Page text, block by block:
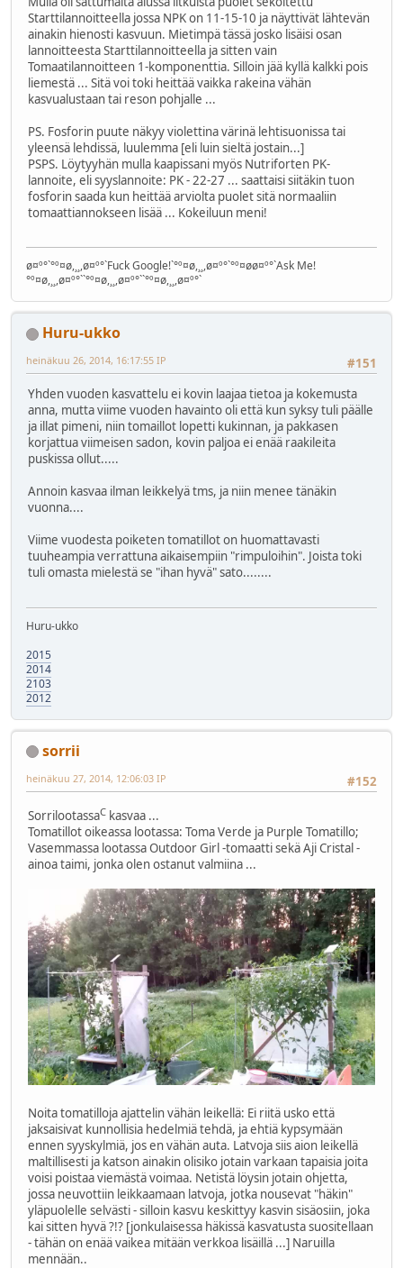
Starttilannoitteella jossa NPK on 11-15-10 ja näyttivät lähtevän
ainakin hienosti kasvuun. Mietimpä tässä josko lisäisi osan
lannoitteesta Starttilannoitteella ja sitten vain
Tomaatilannoitteen 1-komponenttia. Silloin jää kyllä kalkki pois
liemestä ... Sitä voi toki heittää vaikka rakeina vähän
kasvualustaan tai reson pohjalle ...
PS. Fosforin puute näkyy violettina värinä lehtisuonissa tai
yleensä lehdissä, luulemma [eli luin sieltä jostain...]
PSPS. Löytyyhän mulla kaapissani myös Nutriforten PK-
lannoite, eli syyslannoite: PK - 22-27 ... saattaisi siitäkin tuon
fosforin saada kun heittää arviolta puolet sitä normaaliin
tomaattiannokseen lisää ... Kokeiluun meni!
ø¤º°`°º¤ø,¸¸,ø¤º°`Fuck Google!`°º¤ø,¸¸,ø¤º°`°º¤øø¤º°`Ask Me!
°º¤ø,¸¸,ø¤º°``°º¤ø,¸¸,ø¤º°``°º¤ø,¸¸,ø¤º°`
Huru-ukko
#151
heinäkuu 26, 2014, 16:17:55 IP
Yhden vuoden kasvattelu ei kovin laajaa tietoa ja kokemusta
anna, mutta viime vuoden havainto oli että kun syksy tuli päälle
ja illat pimeni, niin tomaillot lopetti kukinnan, ja pakkasen
korjattua viimeisen sadon, kovin paljoa ei enää raakileita
puskissa ollut.....
Annoin kasvaa ilman leikkelyä tms, ja niin menee tänäkin
vuonna....
Viime vuodesta poiketen tomatillot on huomattavasti
tuuheampia verrattuna aikaisempiin "rimpuloihin". Joista toki
tuli omasta mielestä se "ihan hyvä" sato........
Huru-ukko
2015
2014
2103
2012
sorrii
#152
heinäkuu 27, 2014, 12:06:03 IP
SorrilootassaC kasvaa ...
Tomatillot oikeassa lootassa: Toma Verde ja Purple Tomatillo;
Vasemmassa lootassa Outdoor Girl -tomaatti sekä Aji Cristal -
ainoa taimi, jonka olen ostanut valmiina ...
Noita tomatilloja ajattelin vähän leikellä: Ei riitä usko että
jaksaisivat kunnollisia hedelmiä tehdä, ja ehtiä kypsymään
ennen syyskylmiä, jos en vähän auta. Latvoja siis aion leikellä
maltillisesti ja katson ainakin olisiko jotain varkaan tapaisia joita
voisi poistaa viemästä voimaa. Netistä löysin jotain ohjetta,
jossa neuvottiin leikkaamaan latvoja, jotka nousevat "häkin"
yläpuolelle selvästi - silloin kasvu keskittyy kasvin sisäosiin, joka
kai sitten hyvä ?!? [jonkulaisessa häkissä kasvatusta suositellaan
- tähän on enää vaikea mitään verkkoa lisäillä ...] Naruilla
mennään..